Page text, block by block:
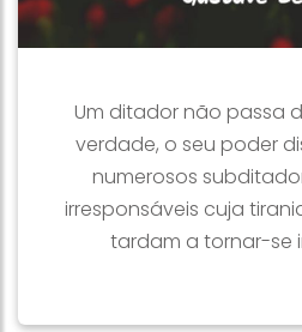
Um ditador não passa
verdade, o seu poder
numerosos
irresponsáveis cuja
tardam a tornar-se